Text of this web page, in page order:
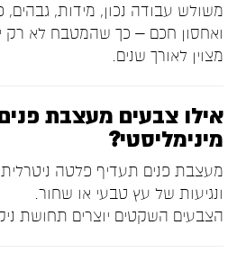
משולש עבודה נכון, מידות, גבהים,
ואחסון חכם – כך שהמטבח לא רק
מצוין לאורך שנים.
אילו צבעים מעצבת
מינימליסטי?
מעצבת פנים תעדיף פלטה
ונגיעות של עץ טבעי או שחור.
הצבעים השקטים יוצרים תחושת